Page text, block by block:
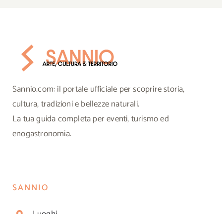
Sannio.com: il portale ufficiale per scoprire storia,
cultura, tradizioni e bellezze naturali.
La tua guida completa per eventi, turismo ed
enogastronomia.
SANNIO